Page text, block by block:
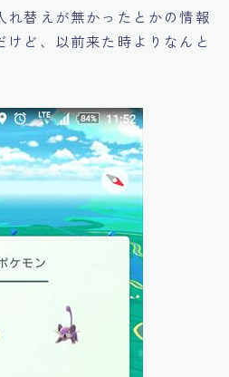
替えが無かったとかの情報
ど、以前来た時よりなんと